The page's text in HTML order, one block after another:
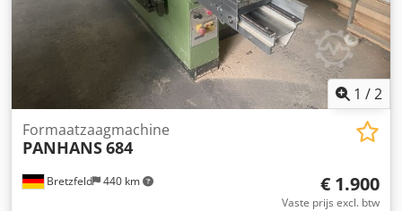
1 /2
Bretzfeld 440 km
Formaatzaagmachine
PANHANS684
€ 1.900
Vaste prijs excl. btw